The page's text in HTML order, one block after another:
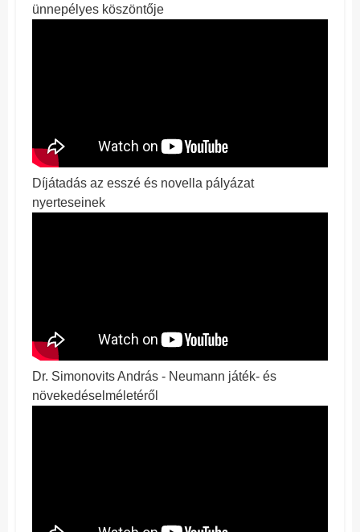
ünnepélyes köszöntője
Díjátadás az esszé és novella pályázat
nyerteseinek
Dr. Simonovits András - Neumann játék- és
növekedéselméletéről